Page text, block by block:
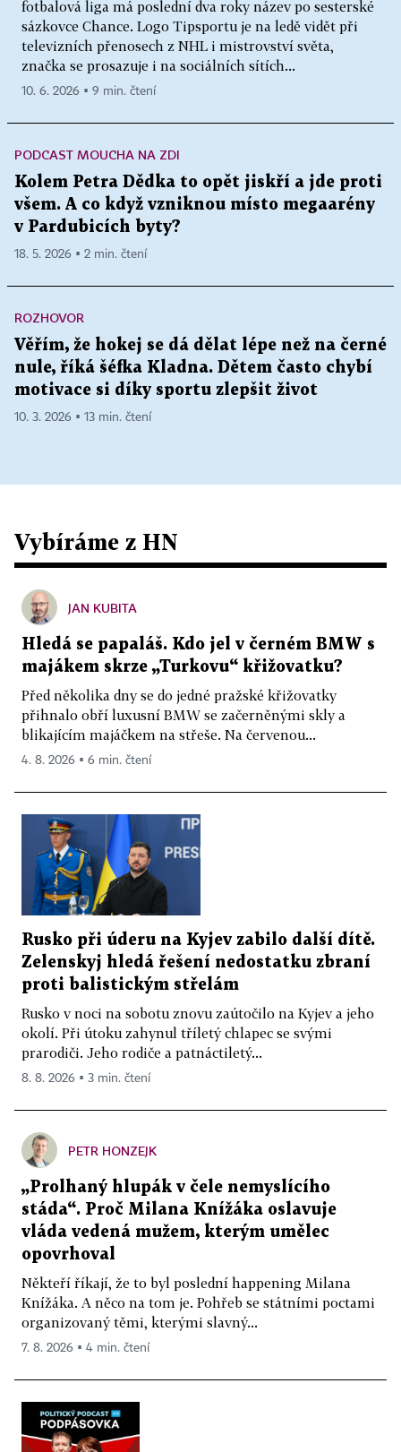
fotbalová liga má poslední dva roky název po sesterské
sázkovce Chance. Logo Tipsportu je na ledě vidět při
televizních přenosech z NHL i mistrovství světa,
značka se prosazuje i na sociálních sítích...
10. 6. 2026 ▪ 9 min. čtení
PODCAST MOUCHA NA ZDI
Kolem Petra Dědka to opět jiskří a jde proti
všem. A co když vzniknou místo megaarény
v Pardubicích byty?
18. 5. 2026 ▪ 2 min. čtení
ROZHOVOR
Věřím, že hokej se dá dělat lépe než na černé
nule, říká šéfka Kladna. Dětem často chybí
motivace si díky sportu zlepšit život
10. 3. 2026 ▪ 13 min. čtení
Vybíráme z HN
JAN KUBITA
Hledá se papaláš. Kdo jel v černém BMW s
majákem skrze „Turkovu“ křižovatku?
Před několika dny se do jedné pražské křižovatky
přihnalo obří luxusní BMW se začerněnými skly a
blikajícím majáčkem na střeše. Na červenou...
4. 8. 2026 ▪ 6 min. čtení
Rusko při úderu na Kyjev zabilo další dítě.
Zelenskyj hledá řešení nedostatku zbraní
proti balistickým střelám
Rusko v noci na sobotu znovu zaútočilo na Kyjev a jeho
okolí. Při útoku zahynul tříletý chlapec se svými
prarodiči. Jeho rodiče a patnáctiletý...
8. 8. 2026 ▪ 3 min. čtení
PETR HONZEJK
„Prolhaný hlupák v čele nemyslícího
stáda“. Proč Milana Knížáka oslavuje
vláda vedená mužem, kterým umělec
opovrhoval
Někteří říkají, že to byl poslední happening Milana
Knížáka. A něco na tom je. Pohřeb se státními poctami
organizovaný těmi, kterými slavný...
7. 8. 2026 ▪ 4 min. čtení